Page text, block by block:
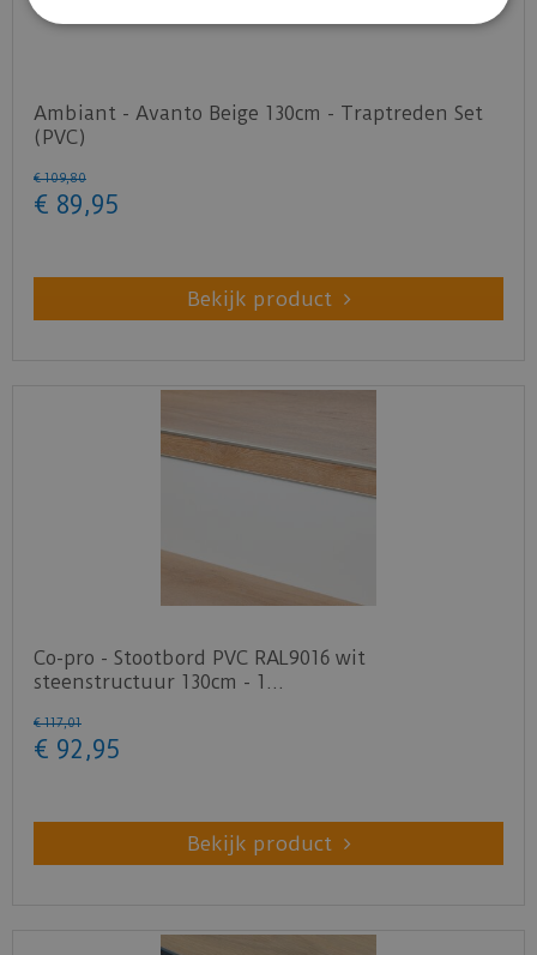
Ambiant - Avanto Beige 130cm - Traptreden Set
(PVC)
€ 109,80
€ 89,95
Bekijk product
Co-pro - Stootbord PVC RAL9016 wit
steenstructuur 130cm - 1…
€ 117,01
€ 92 ,95
Bekijk product